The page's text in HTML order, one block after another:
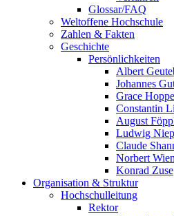
Glossar/FAQ
Weltoffene Hochschule
Zahlen & Fakten
Geschichte
Persönlichkeiten
Albert
Johannes
Grace
Constantin
August
Ludwig
Claude
Norbert
Konrad Zuse
Organisation & Struktur
Hochschulleitung
Rektor